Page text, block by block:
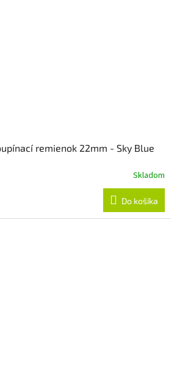
remienok 22mm - Sky Blue
Skladom
Do košíka